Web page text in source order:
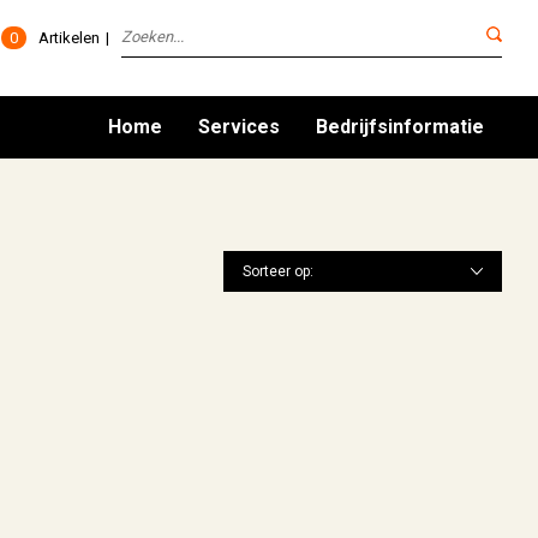
0 Artikelen
Home Services Bedrijfsinformatie
Sorteer op: